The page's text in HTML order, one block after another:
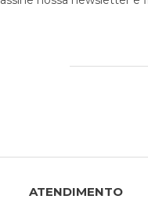
ATENDIMENTO